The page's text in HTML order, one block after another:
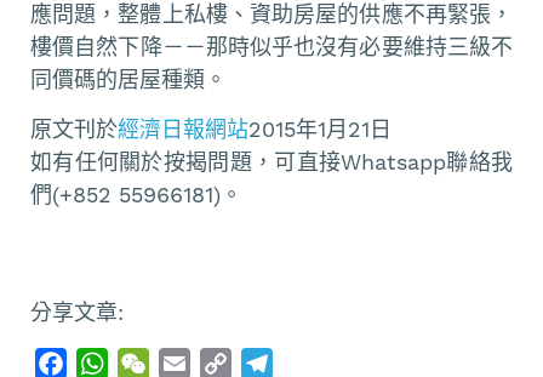
應問題，整體上私樓、資助房屋的供應不再緊張，
樓價自然下降－－那時似乎也沒有必要維持三級不
同價碼的居屋種類。
原文刊於經濟日報網站2015年1月21日
如有任何關於按揭問題，可直接Whatsapp聯絡我
們(+852 55966181)。
分享文章:
W W